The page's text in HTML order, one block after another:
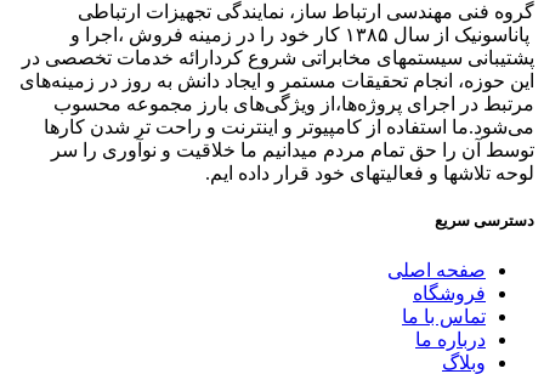
گروه فنی مهندسی ارتباط ساز، نمایندگی تجهیزات ارتباطی
پاناسونیک از سال ۱۳۸۵ کار خود را در زمینه فروش ،اجرا و
پشتیبانی سیستمهای مخابراتی شروع کردارائه خدمات تخصصی در
این حوزه، انجام تحقیقات مستمر و ایجاد دانش به‌ روز در زمینه‌های
مرتبط در اجرای پروژه‌ها،از ویژگی‌های بارز مجموعه محسوب
می‌شود.ما استفاده از کامپیوتر و اینترنت و راحت تر شدن کارها
توسط آن را حق تمام مردم میدانیم ما خلاقیت و نوآوری را سر
لوحه تلاشها و فعالیتهای خود قرار داده ایم.
دسترسی سریع
صفحه اصلی
فروشگاه
تماس با ما
درباره ما
وبلاگ